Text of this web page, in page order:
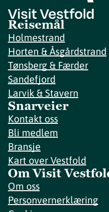
Reisemål
Holmestrand
Horten & Åsgårdstrand
Tønsberg & Færder
Sandefjord
Larvik & Stavern
Snarveier
Kontakt oss
Bli medlem
Bransje
Kart over Vestfold
Om Visit
Om oss
Personvernerklæring